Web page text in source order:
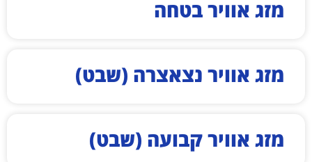
מזג אוויר בטחה
מזג אוויר נצאצרה (שבט)
מזג אוויר קבועה (שבט)